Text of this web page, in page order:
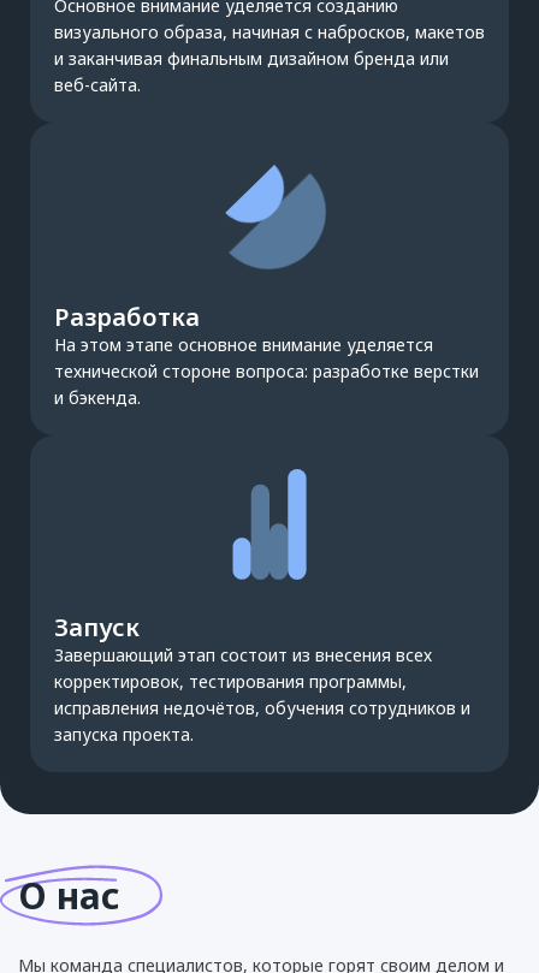
Основное внимание уделяется созданию
визуального образа, начиная с набросков, макетов
и заканчивая финальным дизайном бренда или
веб-сайта.
Разработка
На этом этапе основное внимание уделяется
технической стороне вопроса: разработке верстки
и бэкенда.
Запуск
Завершающий этап состоит из внесения всех
корректировок, тестирования программы,
исправления недочётов, обучения сотрудников и
запуска проекта.
О нас
Мы команда специалистов, которые горят своим делом и